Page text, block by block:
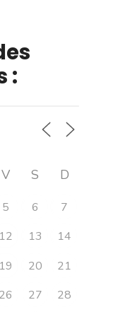
:
V S D
5 6
7
12 13
14
19 20
21
26 27
28